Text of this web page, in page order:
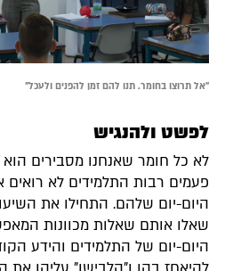
"אל תרוצו בחומר. תנו להם זמן להפנים ולעכל"
לפשט ולהנגיש
לא כל חומר שאנחנו מסבירים
פעמים רבות התלמידים לא רואים
היום-יום שלהם. התחילו את
שאלו אותם שאלות מכוונות
היום-יום של התלמידים והידע